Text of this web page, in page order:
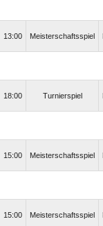
13:00 Meisterschaftsspiel
18:00 Turnierspiel
15:00 Meisterschaftsspiel
15:00 Meisterschaftsspiel